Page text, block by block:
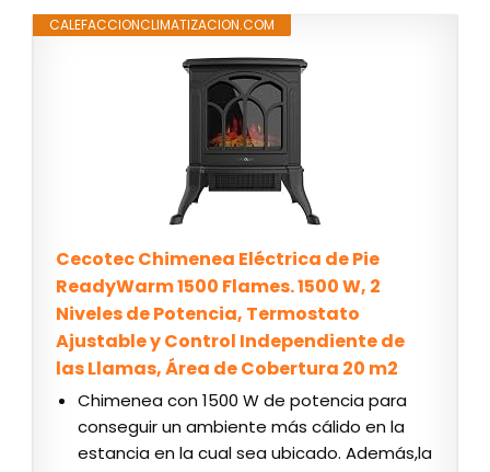
CALEFACCIONCLIMATIZACION.COM
Cecotec Chimenea Eléctrica de Pie
ReadyWarm 1500 Flames. 1500 W, 2
Niveles de Potencia, Termostato
Ajustable y Control Independiente de
las Llamas, Área de Cobertura 20 m2
Chimenea con 1500 W de potencia para
conseguir un ambiente más cálido en la
estancia en la cual sea ubicado. Además,la